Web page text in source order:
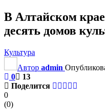
В Алтайском
десять домов
Культура
Автор admin
0
13
Поделится
0
(0)